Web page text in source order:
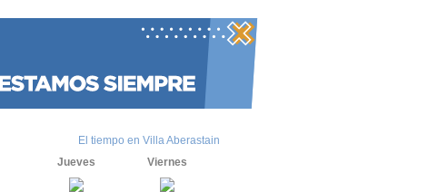
El tiempo en Villa Aberastain
Jueves
Viernes